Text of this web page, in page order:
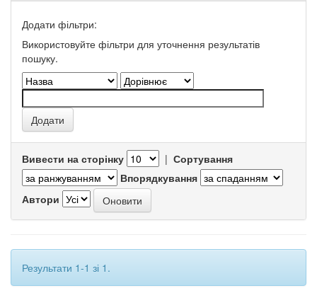
Додати фільтри:
Використовуйте фільтри для уточнення результатів
пошуку.
Вивести на сторінку | Сортування
Впорядкування
Автори
Результати 1-1 зі 1.